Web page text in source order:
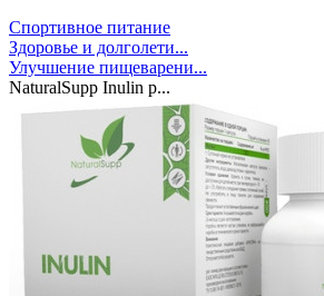
Спортивное питание
Здоровье и долголети...
Улучшение пищеварени...
NaturalSupp Inulin p...